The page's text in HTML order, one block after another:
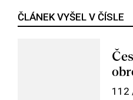
ČLÁNEK VYŠEL V ČÍSLE
112